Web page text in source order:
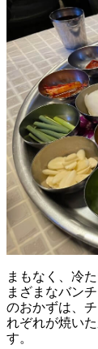
まもなく、冷
まざまなバン
のおかずは、
れぞれが焼い
す。